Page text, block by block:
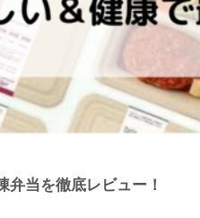
弁当を徹底レビュー！